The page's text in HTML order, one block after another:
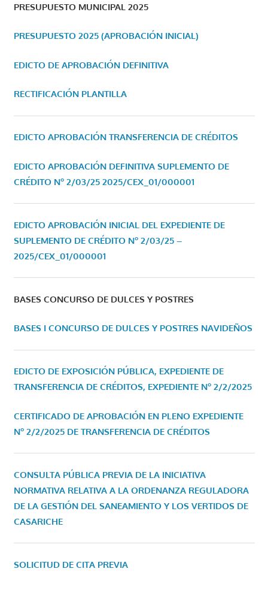
PRESUPUESTO MUNICIPAL 2025
PRESUPUESTO 2025 (APROBACIÓN INICIAL)
EDICTO DE APROBACIÓN DEFINITIVA
RECTIFICACIÓN PLANTILLA
EDICTO APROBACIÓN TRANSFERENCIA DE CRÉDITOS
EDICTO APROBACIÓN DEFINITIVA SUPLEMENTO DE
CRÉDITO Nº 2/03/25 2025/CEX_01/000001
EDICTO APROBACIÓN INICIAL DEL EXPEDIENTE DE
SUPLEMENTO DE CRÉDITO Nº 2/03/25 –
2025/CEX_01/000001
BASES CONCURSO DE DULCES Y POSTRES
BASES I CONCURSO DE DULCES Y POSTRES NAVIDEÑOS
EDICTO DE EXPOSICIÓN PÚBLICA, EXPEDIENTE DE
TRANSFERENCIA DE CRÉDITOS, EXPEDIENTE Nº 2/2/2025
CERTIFICADO DE APROBACIÓN EN PLENO EXPEDIENTE
Nº 2/2/2025 DE TRANSFERENCIA DE CRÉDITOS
CONSULTA PÚBLICA PREVIA DE LA INICIATIVA
NORMATIVA RELATIVA A LA ORDENANZA REGULADORA
DE LA GESTIÓN DEL SANEAMIENTO Y LOS VERTIDOS DE
CASARICHE
SOLICITUD DE CITA PREVIA